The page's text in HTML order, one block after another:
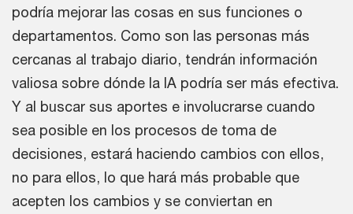
podría mejorar las cosas en sus funciones o
departamentos. Como son las personas más
cercanas al trabajo diario, tendrán información
valiosa sobre dónde la IA podría ser más efectiva.
Y al buscar sus aportes e involucrarse cuando
sea posible en los procesos de toma de
decisiones, estará haciendo cambios con ellos,
no para ellos, lo que hará más probable que
acepten los cambios y se conviertan en